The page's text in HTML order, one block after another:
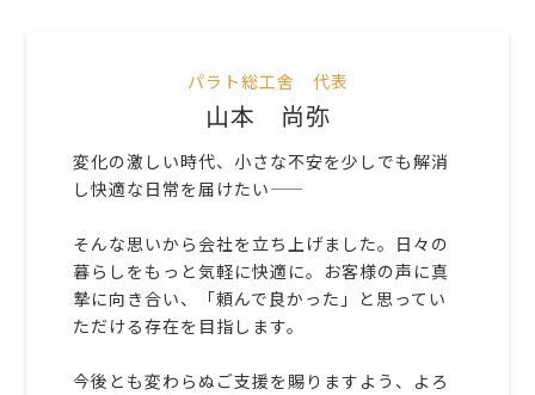
パラト総工舍 代表
山本 尚弥
変化の激しい時代、小さな不安を少しでも解消
し快適な日常を届けたい――
そんな思いから会社を立ち上げました。日々の
暮らしをもっと気軽に快適に。お客様の声に真
摯に向き合い、「頼んで良かった」と思ってい
ただける存在を目指します。
今後とも変わらぬご支援を賜りますよう、よろ